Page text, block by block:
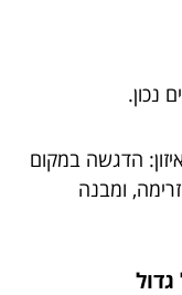
נכון.
הדגשה במקום
ומבנה